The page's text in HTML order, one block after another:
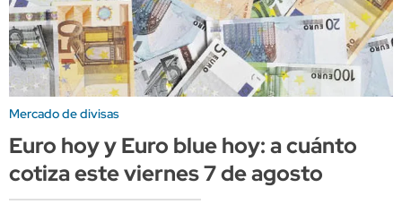
Mercado de divisas
Euro hoy y Euro blue hoy: a cuánto
cotiza este viernes 7 de agosto